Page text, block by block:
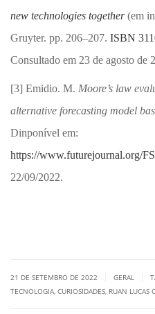
new technologies together(em
Gruyter. pp. 206–207. ISBN
Consultado em 23 de agosto de
[3] Emidio. M. Moore’s law
alternative forecasting model
Dinponível em:
https://www.futurejournal.org/
22/09/2022.
21 DE SETEMBRO DE 2022 GERAL
TECNOLOGIA CURIOSIDADES RUAN LUCAS